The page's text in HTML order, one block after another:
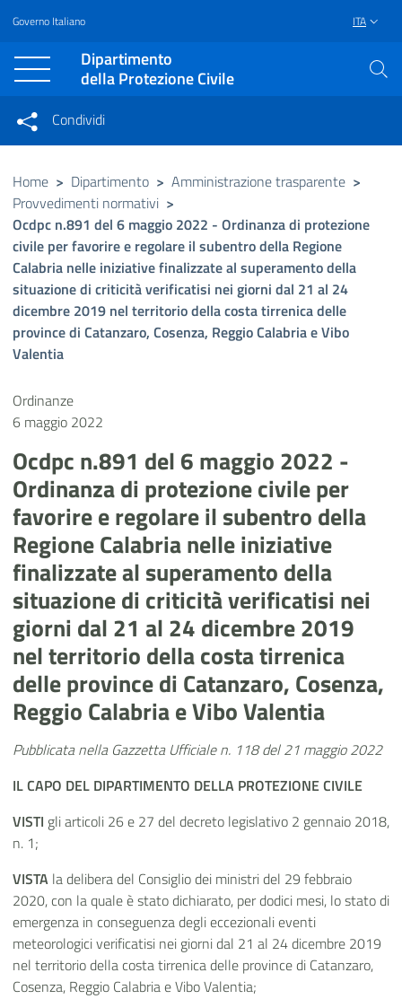
Vai al contenuto principale
Raggiungi il piè di pagina
Governo Italiano ITA
Dipartimento
della Protezione Civile
Condividi su Facebook
Condividi su Twitter
Condividi su LinkedIn
Condividi
Condividi sui social network
Home > Dipartimento > Amministrazione trasparente >
Provvedimenti normativi >
Ocdpc n.891 del 6 maggio 2022 - Ordinanza di protezione
civile per favorire e regolare il subentro della Regione
Calabria nelle iniziative finalizzate al superamento della
situazione di criticità verificatisi nei giorni dal 21 al 24
dicembre 2019 nel territorio della costa tirrenica delle
province di Catanzaro, Cosenza, Reggio Calabria e Vibo
Valentia
Ordinanze
6 maggio 2022
Ocdpc n.891 del 6 maggio 2022 -
Ordinanza di protezione civile per
favorire e regolare il subentro della
Regione Calabria nelle iniziative
finalizzate al superamento della
situazione di criticità verificatisi nei
giorni dal 21 al 24 dicembre 2019
nel territorio della costa tirrenica
delle province di Catanzaro, Cosenza,
Reggio Calabria e Vibo Valentia
Pubblicata nella Gazzetta Ufficiale n. 118 del 21 maggio 2022
IL CAPO DEL DIPARTIMENTO DELLA PROTEZIONE CIVILE
VISTI gli articoli 26 e 27 del decreto legislativo 2 gennaio 2018,
n. 1;
VISTA la delibera del Consiglio dei ministri del 29 febbraio
2020, con la quale è stato dichiarato, per dodici mesi, lo stato di
emergenza in conseguenza degli eccezionali eventi
meteorologici verificatisi nei giorni dal 21 al 24 dicembre 2019
nel territorio della costa tirrenica delle province di Catanzaro,
Cosenza, Reggio Calabria e Vibo Valentia;